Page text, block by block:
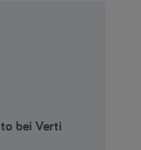
bei Verti